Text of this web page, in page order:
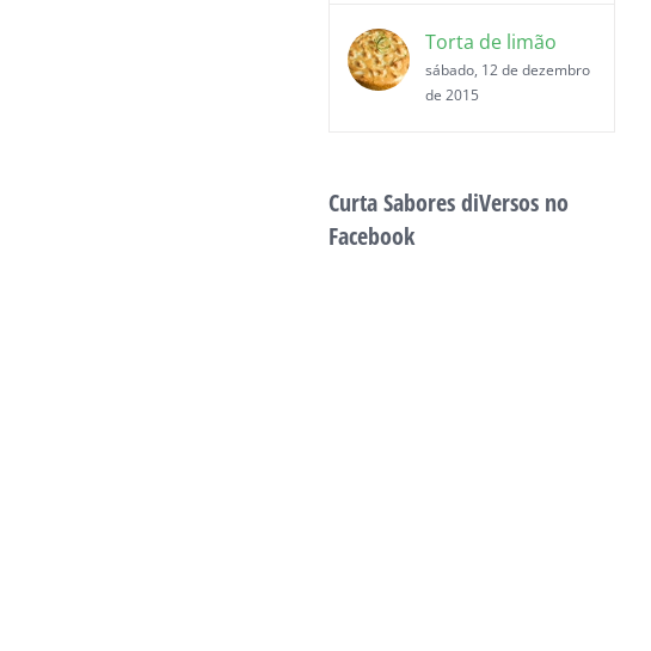
Torta de limão
sábado, 12 de dezembro
de 2015
Curta Sabores diVersos no
Facebook